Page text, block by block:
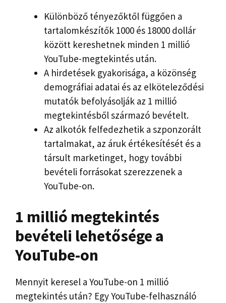
Különböző tényezőktől függően a
tartalomkészítők 1000 és 18000 dollár
között kereshetnek minden 1 millió
YouTube-megtekintés után.
A hirdetések gyakorisága, a közönség
demográfiai adatai és az elköteleződési
mutatók befolyásolják az 1 millió
megtekintésből származó bevételt.
Az alkotók felfedezhetik a szponzorált
tartalmakat, az áruk értékesítését és a
társult marketinget, hogy további
bevételi forrásokat szerezzenek a
YouTube-on.
1 millió megtekintés
bevételi lehetősége a
YouTube-on
Mennyit keresel a YouTube-on 1 millió
megtekintés után? Egy YouTube-felhasználó